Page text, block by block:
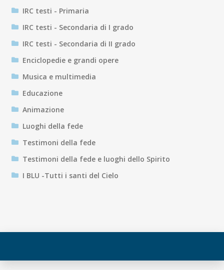
IRC testi - Primaria
IRC testi - Secondaria di I grado
IRC testi - Secondaria di II grado
Enciclopedie e grandi opere
Musica e multimedia
Educazione
Animazione
Luoghi della fede
Testimoni della fede
Testimoni della fede e luoghi dello Spirito
I BLU -Tutti i santi del Cielo